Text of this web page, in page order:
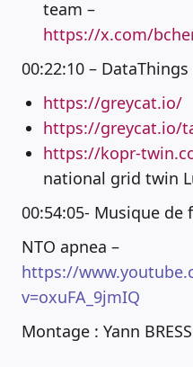
team –
https://x.com/
00:22:10 –
https://greycat.io/
https://greycat.io/
https://kopr-
national grid twin
00:54:05- Musique de
NTO apnea –
https://
v=oxuFA_9jmIQ
Montage : Yann